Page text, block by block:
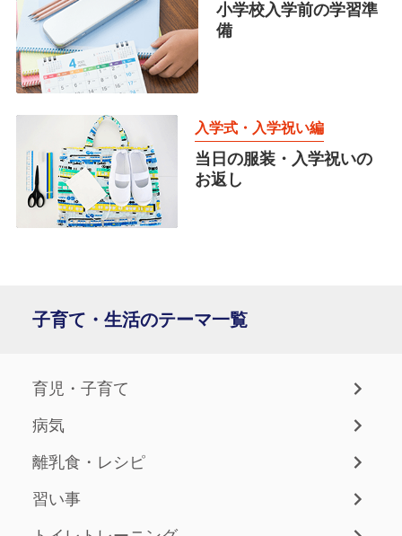
小学校入学前の学習準
備
入学式・入学祝い編
当日の服装・入学祝いの
お返し
子育て・生活のテーマ一覧
育児・子育て
病気
離乳食・レシピ
習い事